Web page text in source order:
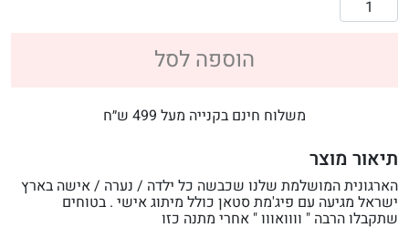
הוספה לסל
משלוח חינם בקנייה מעל 499 ש״ח
תיאור מוצר
הארגונית המושלמת שלנו שכבשה כל ילדה / נערה / אישה בארץ
ישראל מגיעה עם פיג'מת סטאן כולל מיתוג אישי . בטוחים
שתקבלו הרבה " וווואווו " אחרי מתנה כזו